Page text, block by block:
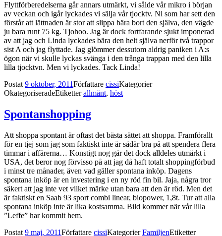
Flyttförberedelserna går annars utmärkt, vi sålde vår mikro i början
av veckan och igår lyckades vi sälja vår tjocktv. Ni som har sett den
förstår att lättnaden är stor att slippa bära bort den själva, den vägde
ju bara runt 75 kg. Tjohoo. Jag är dock fortfarande sjukt imponerad
av att jag och Linda lyckades bära den helt själva nerför två trappor
sist A och jag flyttade. Jag glömmer dessutom aldrig paniken i A:s
ögon när vi skulle lyckas svänga i den trånga trappan med den lilla
lilla tjocktvn. Men vi lyckades. Tack Linda!
Postat 9 oktober, 2011Författare cissiKategorier
OkategoriseradeEtiketterallmänt, höst
Spontanshopping
Att shoppa spontant är oftast det bästa sättet att shoppa. Framförallt
för en tjej som jag som faktiskt inte är sådär bra på att spendera flera
timmar i affärerna… Konstigt nog går det dock alldeles utmärkt i
USA, det beror nog förvisso på att jag då haft totalt shoppingförbud
i minst tre månader, även vad gäller spontana inköp. Dagens
spontana inköp är en investering i en ny röd fin bil. Jaja, några tror
säkert att jag inte vet vilket märke utan bara att den är röd. Men det
är faktiskt en Saab 93 sport combi linear, biopower, 1,8t. Tur att alla
spontana inköp inte är lika kostsamma. Bild kommer när vår lilla
”Leffe” har kommit hem.
Postat 9 maj, 2011Författare cissiKategorierFamiljenEtiketter